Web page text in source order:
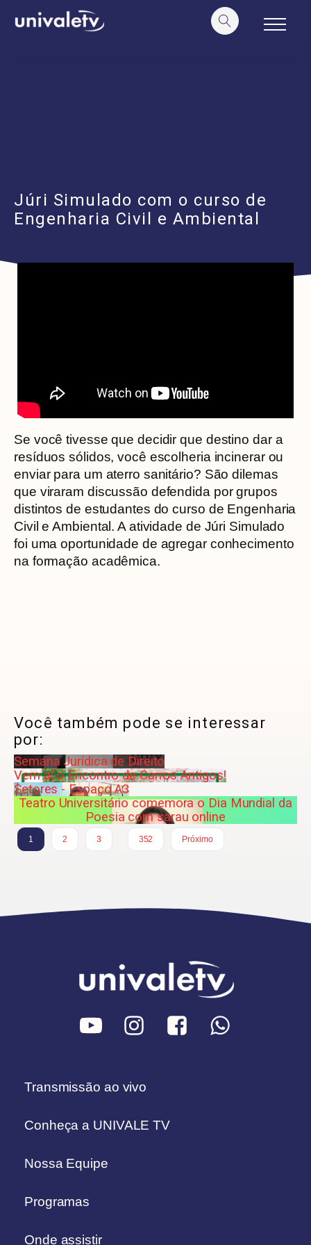
conteúdo
Júri Simulado com o curso de
Engenharia Civil e Ambiental
Se você tivesse que decidir que destino dar a
resíduos sólidos, você escolheria incinerar ou
enviar para um aterro sanitário? São dilemas
que viraram discussão defendida por grupos
distintos de estudantes do curso de Engenharia
Civil e Ambiental. A atividade de Júri Simulado
foi uma oportunidade de agregar conhecimento
na formação acadêmica.
Você também pode se interessar
por:
Semana Jurídica de Direito
Vem aí o Encontro de Carros Antigos!
Setores - Espaço A3
Teatro Universitário comemora o Dia Mundial da
Poesia com sarau online
1 2 3
352
Próximo
Transmissão ao vivo
Conheça a UNIVALE TV
Nossa Equipe
Programas
Onde assistir